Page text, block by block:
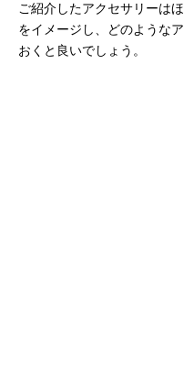
ご紹介したアクセサリーは
をイメージし、どのような
おくと良いでしょう。